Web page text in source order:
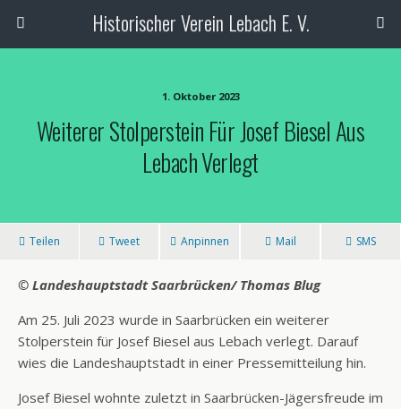
Historischer Verein Lebach E. V.
1. Oktober 2023
Weiterer Stolperstein Für Josef Biesel Aus
Lebach Verlegt
Teilen Tweet Anpinnen Mail SMS
© Landeshauptstadt Saarbrücken/ Thomas Blug
Am 25. Juli 2023 wurde in Saarbrücken ein weiterer
Stolperstein für Josef Biesel aus Lebach verlegt. Darauf
wies die Landeshauptstadt in einer Pressemitteilung hin.
Josef Biesel wohnte zuletzt in Saarbrücken-Jägersfreude im